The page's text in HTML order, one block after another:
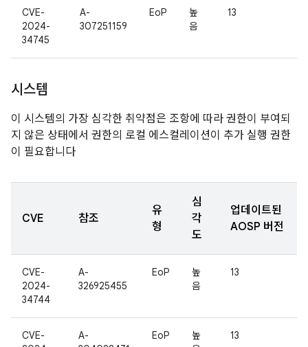
CVE-
2024-
34745
A-
307251159
EoP
높
음
13
시스템
이 시스템의 가장 심각한 취약점은 조항에 따라 권한이 부여되
지 않은 상태에서 권한의 로컬 에스컬레이션이 추가 실행 권한
이 필요합니다
CVE 참조
유
형
심
각
도
업데이트된
AOSP 버전
CVE-
2024-
34744
A-
326925455
EoP
높
음
13
CVE-
A-
EoP
높
13